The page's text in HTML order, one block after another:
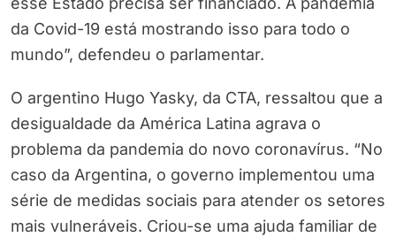
da Covid-19 está mostrando isso para todo o
mundo”, defendeu o parlamentar.
O argentino Hugo Yasky, da CTA, ressaltou que a
desigualdade da América Latina agrava o
problema da pandemia do novo coronavírus. “No
caso da Argentina, o governo implementou uma
série de medidas sociais para atender os setores
mais vulneráveis. Criou-se uma ajuda familiar de